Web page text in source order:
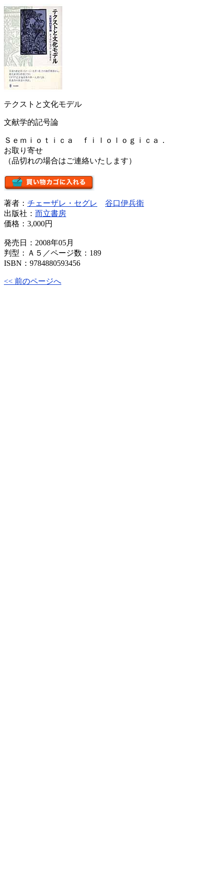
テクストと文化モデル
文献学的記号論
Ｓｅｍｉｏｔｉｃａ ｆｉｌｏｌｏｇｉｃａ．
お取り寄せ
（品切れの場合はご連絡いたします）
著者： チェーザレ・セグレ
谷口伊兵衛
出版社： 而立書房
価格： 3,000円
発売日：2008年05月
判型：Ａ５／ページ数：189
ISBN：9784880593456
<< 前のページへ